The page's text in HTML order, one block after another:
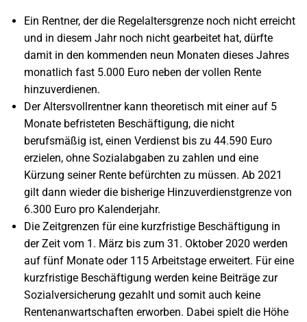
Ein Rentner, der die Regelaltersgrenze noch nicht erreicht
und in diesem Jahr noch nicht gearbeitet hat, dürfte
damit in den kommenden neun Monaten dieses Jahres
monatlich fast 5.000 Euro neben der vollen Rente
hinzuverdienen.
Der Altersvollrentner kann theoretisch mit einer auf 5
Monate befristeten Beschäftigung, die nicht
berufsmäßig ist, einen Verdienst bis zu 44.590 Euro
erzielen, ohne Sozialabgaben zu zahlen und eine
Kürzung seiner Rente befürchten zu müssen. Ab 2021
gilt dann wieder die bisherige Hinzuverdienstgrenze von
6.300 Euro pro Kalenderjahr.
Die Zeitgrenzen für eine kurzfristige Beschäftigung in
der Zeit vom 1. März bis zum 31. Oktober 2020 werden
auf fünf Monate oder 115 Arbeitstage erweitert. Für eine
kurzfristige Beschäftigung werden keine Beiträge zur
Sozialversicherung gezahlt und somit auch keine
Rentenanwartschaften erworben. Dabei spielt die Höhe